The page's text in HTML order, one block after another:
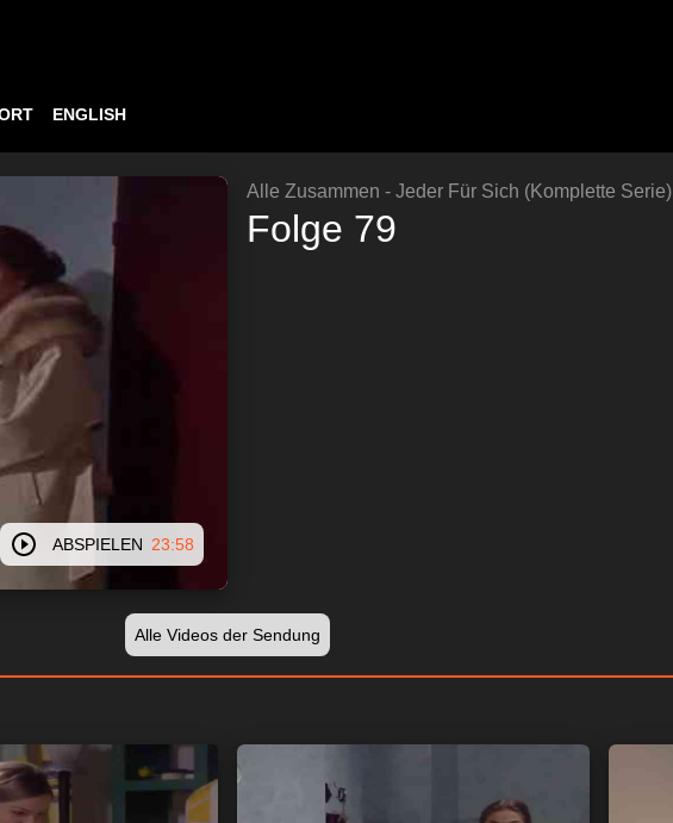
ENGLISH
ABSPIELEN 23:58
Alle Zusammen - Jeder Für Sich (Komplette Serie)
Folge 79
Alle Videos der Sendung